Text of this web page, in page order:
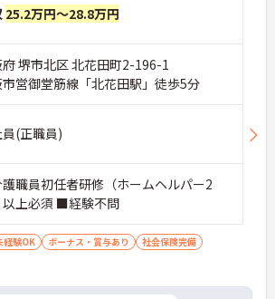
やすさの両立】
業月5時間程度と少なくプライ
できます
取得で支援金が支給される独
休暇があり年間休日は113日し
ムサポート体制】
ます
25.2万円～28.8万円
堺市北区 北花田町2-196-1
営御堂筋線「北花田駅」徒歩5分
(正職員)
職員初任者研修（ホームヘルパー2
以上必須 ■経験不問
経験OK ボーナス・賞与あり
社会保険完備